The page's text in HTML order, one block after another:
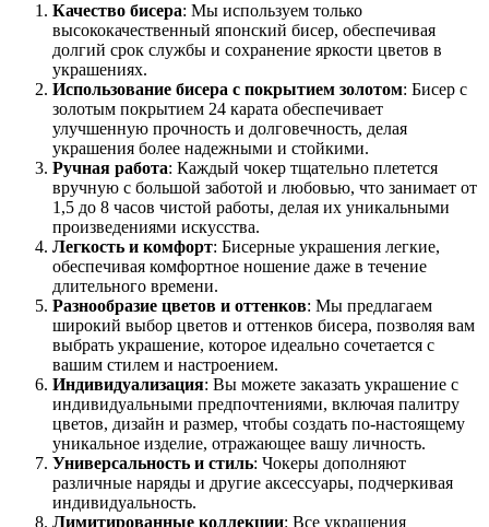
Качество бисера: Мы используем только
высококачественный японский бисер, обеспечивая
долгий срок службы и сохранение яркости цветов в
украшениях.
Использование бисера с покрытием золотом: Бисер с
золотым покрытием 24 карата обеспечивает
улучшенную прочность и долговечность, делая
украшения более надежными и стойкими.
Ручная работа: Каждый чокер тщательно плетется
вручную с большой заботой и любовью, что занимает от
1,5 до 8 часов чистой работы, делая их уникальными
произведениями искусства.
Легкость и комфорт: Бисерные украшения легкие,
обеспечивая комфортное ношение даже в течение
длительного времени.
Разнообразие цветов и оттенков: Мы предлагаем
широкий выбор цветов и оттенков бисера, позволяя вам
выбрать украшение, которое идеально сочетается с
вашим стилем и настроением.
Индивидуализация: Вы можете заказать украшение с
индивидуальными предпочтениями, включая палитру
цветов, дизайн и размер, чтобы создать по-настоящему
уникальное изделие, отражающее вашу личность.
Универсальность и стиль: Чокеры дополняют
различные наряды и другие аксессуары, подчеркивая
индивидуальность.
Лимитированные коллекции: Все украшения